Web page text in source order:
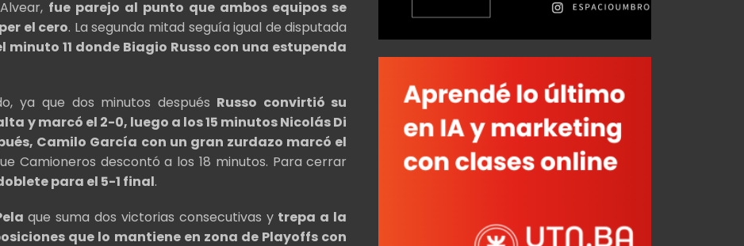
fue parejo al punto que ambos equipos se
el cero. La segunda mitad seguía igual de disputada
minuto 11 donde Biagio Russo con una estupenda
ya que dos minutos después Russo convirtió su
y marcó el 2-0, luego a los 15 minutos Nicolás Di
Camilo García con un gran zurdazo marcó el
Camioneros descontó a los 18 minutos. Para cerrar
para el 5-1 final.
que suma dos victorias consecutivas y trepa a la
que lo mantiene en zona de Playoffs con